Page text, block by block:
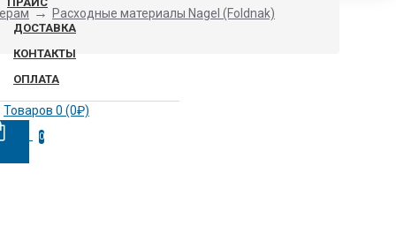
ДОСТАВКА
КОНТАКТЫ
ОПЛАТА
Товаров 0 (0₽)
0
Расходные материалы Nagel (Foldnak)